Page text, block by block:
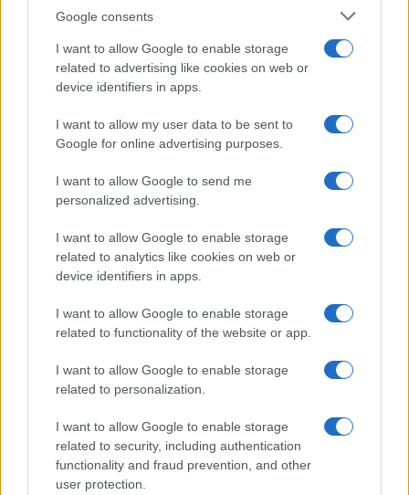
Google consents
I want to allow Google to enable storage
related to advertising like cookies on web or
device identifiers in apps.
I want to allow my user data to be sent to
Google for online advertising purposes.
I want to allow Google to send me
personalized advertising.
I want to allow Google to enable storage
related to analytics like cookies on web or
device identifiers in apps.
I want to allow Google to enable storage
related to functionality of the website or app.
I want to allow Google to enable storage
related to personalization.
I want to allow Google to enable storage
related to security, including authentication
functionality and fraud prevention, and other
user protection.
Continue lendo
FISCO
Guia completo para consultar pendências e emitir guias de
FISCO